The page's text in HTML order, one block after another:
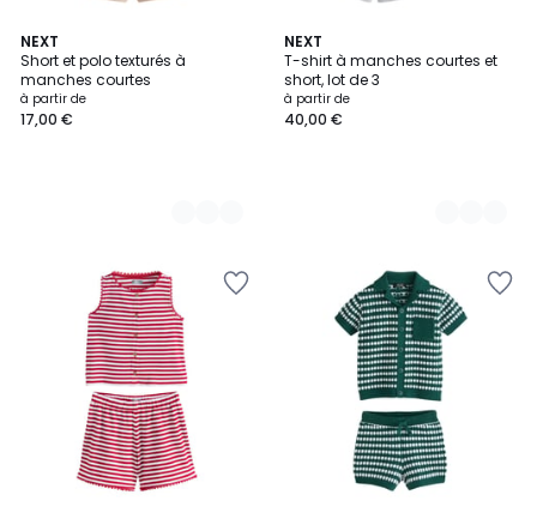
NEXT
Short et polo texturés à
manches courtes
à partir de
17,00 €
2
Couleurs
NEXT
T-shirt à manches courtes et
short, lot de 3
à partir de
40,00 €
2
Couleurs